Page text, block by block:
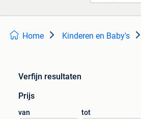
Home Kinderen en Baby's
Verfijn resultaten
Prijs
van tot